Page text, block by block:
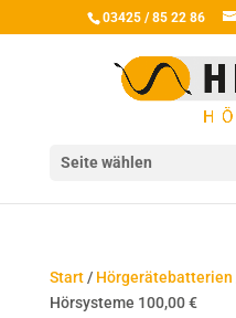
03425 / 85 22 86
Seite wählen
Start/ Hörgerätebatterien
Hörsysteme 100,00 €